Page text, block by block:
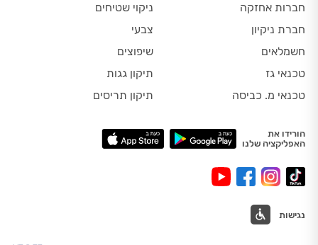
חברות אחזקה
חברת ניקיון
חשמלאים
טכנאי גז
טכנאי מ. כביסה
ניקוי שטיחים
צבעי
שיפוצים
תיקון גגות
תיקון תריסים
הורידו את
האפליקציה שלנו
נגישות